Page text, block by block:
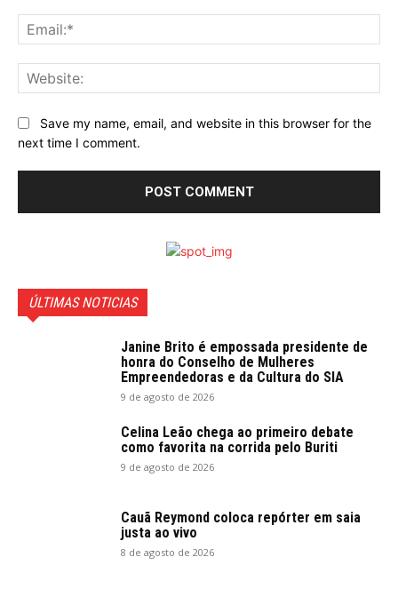
Save my name, email, and website in this browser for the
next time I comment.
ÚLTIMAS NOTICIAS
Janine Brito é empossada presidente de
honra do Conselho de Mulheres
Empreendedoras e da Cultura do SIA
9 de agosto de 2026
Celina Leão chega ao primeiro debate
como favorita na corrida pelo Buriti
9 de agosto de 2026
Cauã Reymond coloca repórter em saia
justa ao vivo
8 de agosto de 2026